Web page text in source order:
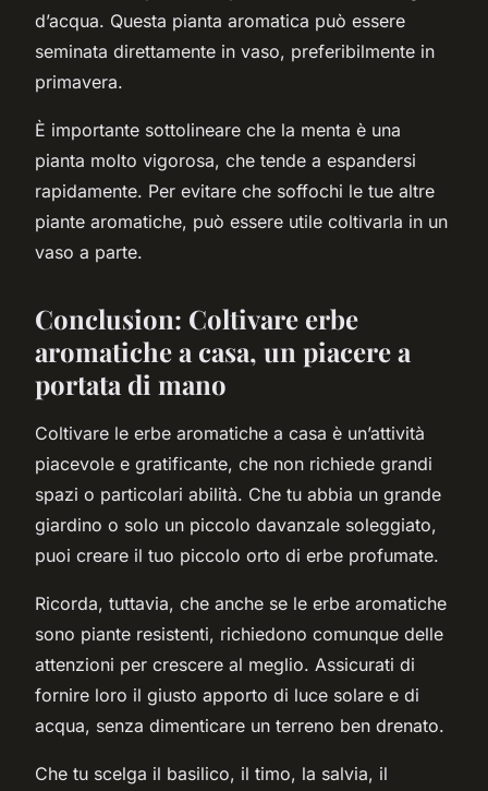
d’acqua. Questa pianta aromatica può essere
seminata direttamente in vaso, preferibilmente in
primavera.
È importante sottolineare che la menta è una
pianta molto vigorosa, che tende a espandersi
rapidamente. Per evitare che soffochi le tue altre
piante aromatiche, può essere utile coltivarla in un
vaso a parte.
Conclusion: Coltivare erbe
aromatiche a casa, un piacere a
portata di mano
Coltivare le erbe aromatiche a casa è un’attività
piacevole e gratificante, che non richiede grandi
spazi o particolari abilità. Che tu abbia un grande
giardino o solo un piccolo davanzale soleggiato,
puoi creare il tuo piccolo orto di erbe profumate.
Ricorda, tuttavia, che anche se le erbe aromatiche
sono piante resistenti, richiedono comunque delle
attenzioni per crescere al meglio. Assicurati di
fornire loro il giusto apporto di luce solare e di
acqua, senza dimenticare un terreno ben drenato.
Che tu scelga il basilico, il timo, la salvia, il